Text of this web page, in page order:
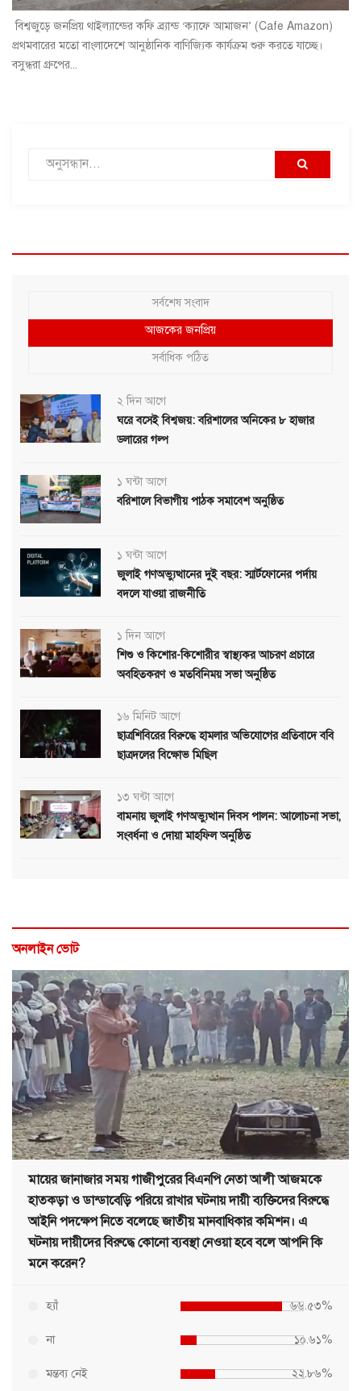
বিশ্বজুড়ে জনপ্রিয় থাইল্যান্ডের কফি ব্র্যান্ড ‘ক্যাফে আমাজন’ (Cafe Amazon)
প্রথমবারের মতো বাংলাদেশে আনুষ্ঠানিক বাণিজ্যিক কার্যক্রম শুরু করতে যাচ্ছে।
বসুন্ধরা গ্রুপের...
সর্বশেষ সংবাদ
আজকের জনপ্রিয়
সর্বাধিক পঠিত
২ দিন আগে
ঘরে বসেই বিশ্বজয়: বরিশালের অনিকের ৮ হাজার
ডলারের গল্প
১ ঘন্টা আগে
বরিশালে বিভাগীয় পাঠক সমাবেশ অনুষ্ঠিত
১ ঘন্টা আগে
জুলাই গণঅভ্যুত্থানের দুই বছর: স্মার্টফোনের পর্দায়
বদলে যাওয়া রাজনীতি
১ দিন আগে
শিশু ও কিশোর-কিশোরীর স্বাস্থ্যকর আচরণ প্রচারে
অবহিতকরণ ও মতবিনিময় সভা অনুষ্ঠিত
১৬ মিনিট আগে
ছাত্রশিবিরের বিরুদ্ধে হামলার অভিযোগের প্রতিবাদে ববি
ছাত্রদলের বিক্ষোভ মিছিল
১৩ ঘন্টা আগে
বামনায় জুলাই গণঅভ্যুত্থান দিবস পালন: আলোচনা সভা,
সংবর্ধনা ও দোয়া মাহফিল অনুষ্ঠিত
অনলাইন ভোট
মায়ের জানাজার সময় গাজীপুরের বিএনপি নেতা আলী আজমকে
হাতকড়া ও ডান্ডাবেড়ি পরিয়ে রাখার ঘটনায় দায়ী ব্যক্তিদের বিরুদ্ধে
আইনি পদক্ষেপ নিতে বলেছে জাতীয় মানবাধিকার কমিশন। এ
ঘটনায় দায়ীদের বিরুদ্ধে কোনো ব্যবস্থা নেওয়া হবে বলে আপনি কি
মনে করেন?
হ্যাঁ ৬৬.৫৩%
না ১০.৬১%
মন্তব্য নেই ২২.৮৬%